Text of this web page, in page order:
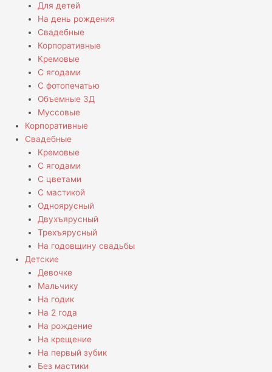
Для детей
На день рождения
Свадебные
Корпоративные
Кремовые
С ягодами
С фотопечатью
Объемные 3Д
Муссовые
Корпоративные
Свадебные
Кремовые
С ягодами
С цветами
С мастикой
Одноярусный
Двухъярусный
Трехъярусный
На годовщину свадьбы
Детские
Девочке
Мальчику
На годик
На 2 года
На рождение
На крещение
На первый зубик
Без мастики